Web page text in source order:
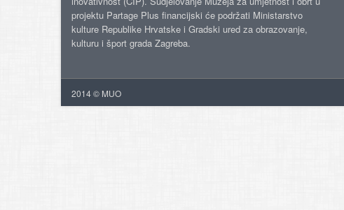
projektu Partage Plus financijski će podržati Ministarstvo
kulture Republike Hrvatske i Gradski ured za obrazovanje,
kulturu i šport grada Zagreba.
2014 © MUO